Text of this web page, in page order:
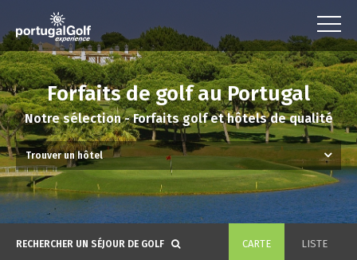
Forfaits de golf au Portugal
Notre sélection - Forfaits golf et hôtels de qualité
RECHERCHER UN SÉJOUR DE GOLF CARTE LISTE